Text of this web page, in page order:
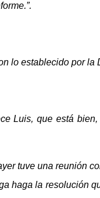
lo establecido por la
Luis, que está
tuve una reunión
haga la resolución